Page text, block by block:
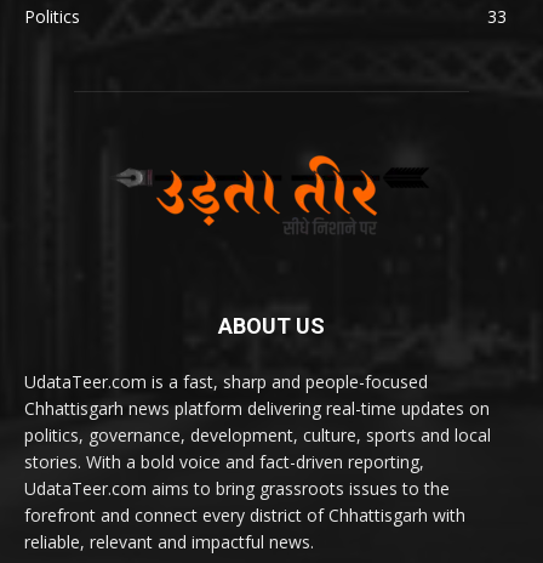
Politics
33
ABOUT US
UdataTeer.com is a fast, sharp and people-focused
Chhattisgarh news platform delivering real-time updates on
politics, governance, development, culture, sports and local
stories. With a bold voice and fact-driven reporting,
UdataTeer.com aims to bring grassroots issues to the
forefront and connect every district of Chhattisgarh with
reliable, relevant and impactful news.